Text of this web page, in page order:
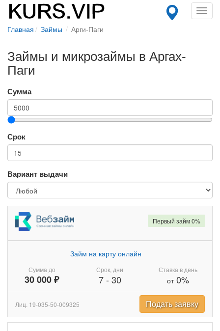
Главная Займы Арги-Паги
Займы и микрозаймы в Аргах-
Паги
Сумма
Срок
Вариант выдачи
Сумма до
30 000 ₽
Займ на карту онлайн
Срок, дни
7- 30
Ставка в день
от0%
Первый займ 0%
Лиц. 19-035-50-009325 Подать заявку